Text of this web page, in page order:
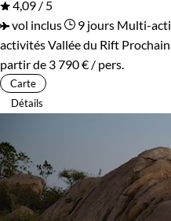
4,09 / 5
vol inclus
9 jours Multi-
activités Vallée du Rift
partir de 3 790 € / pers.
Carte
Détails